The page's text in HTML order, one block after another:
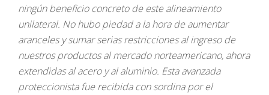
ningún beneficio concreto de este alineamiento
unilateral. No hubo piedad a la hora de aumentar
aranceles y sumar serias restricciones al ingreso de
nuestros productos al mercado norteamericano, ahora
extendidas al acero y al aluminio. Esta avanzada
proteccionista fue recibida con sordina por el